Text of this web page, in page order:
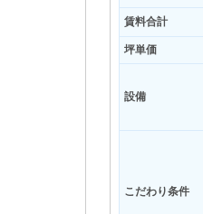
賃料合計
坪単価
設備
こだわり条件